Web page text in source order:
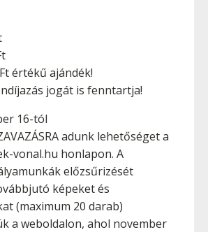
értékű ajándék!
jogát is fenntartja!
16-tól
adunk lehetőséget a
vonal.hu honlapon. A
előzsűrizését
képeket és
(maximum 20 darab)
a weboldalon, ahol november